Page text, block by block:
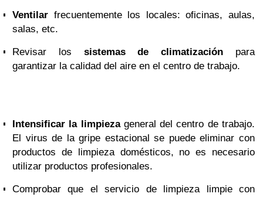
Ventilar frecuentemente los locales: oficinas, aulas,
salas, etc.
Revisar los sistemas de climatización para
garantizar la calidad del aire en el centro de trabajo.
Intensificar la limpiezageneral del centro de trabajo.
El virus de la gripe estacional se puede eliminar con
productos de limpieza domésticos, no es necesario
utilizar productos profesionales.
Comprobar que el servicio de limpieza limpie con